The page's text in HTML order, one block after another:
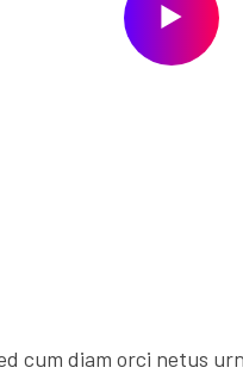
cum diam orci netus